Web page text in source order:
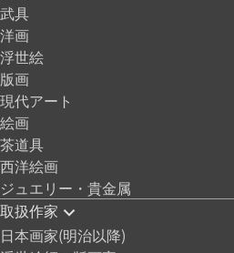
武具
洋画
浮世絵
版画
現代アート
絵画
茶道具
西洋絵画
ジュエリー・貴金属
取扱作家
日本画家(明治以降)